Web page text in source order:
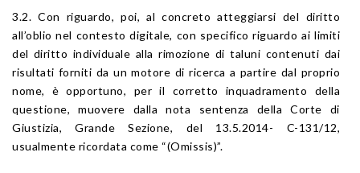
3.2. Con riguardo, poi, al concreto atteggiarsi del diritto
all’oblio nel contesto digitale, con specifico riguardo ai limiti
del diritto individuale alla rimozione di taluni contenuti dai
risultati forniti da un motore di ricerca a partire dal proprio
nome, è opportuno, per il corretto inquadramento della
questione, muovere dalla nota sentenza della Corte di
Giustizia, Grande Sezione, del 13.5.2014- C-131/12,
usualmente ricordata come “(Omissis)”.